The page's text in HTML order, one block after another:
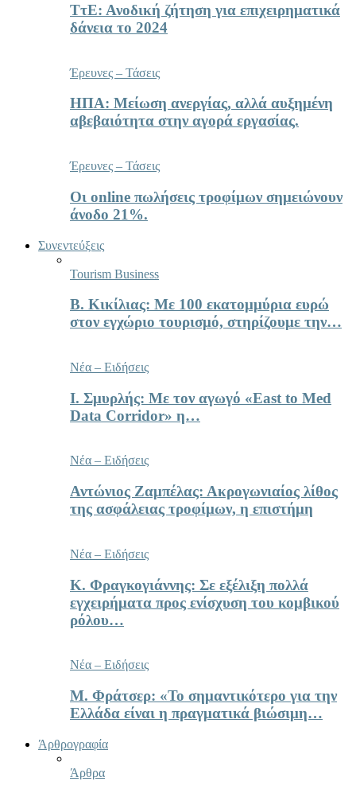
ΤτΕ: Ανοδική ζήτηση για επιχειρηματικά
δάνεια το 2024
Έρευνες – Τάσεις
ΗΠΑ: Μείωση ανεργίας, αλλά αυξημένη
αβεβαιότητα στην αγορά εργασίας.
Έρευνες – Τάσεις
Οι online πωλήσεις τροφίμων σημειώνουν
άνοδο 21%.
Συνεντεύξεις
Tourism Business
Β. Κικίλιας: Με 100 εκατομμύρια ευρώ
στον εγχώριο τουρισμό, στηρίζουμε την…
Νέα – Ειδήσεις
Ι. Σμυρλής: Με τον αγωγό «East to Med
Data Corridor» η…
Νέα – Ειδήσεις
Αντώνιος Ζαμπέλας: Ακρογωνιαίος λίθος
της ασφάλειας τροφίμων, η επιστήμη
Νέα – Ειδήσεις
Κ. Φραγκογιάννης: Σε εξέλιξη πολλά
εγχειρήματα προς ενίσχυση του κομβικού
ρόλου…
Νέα – Ειδήσεις
Μ. Φράτσερ: «Το σημαντικότερο για την
Ελλάδα είναι η πραγματικά βιώσιμη…
Άρθρογραφία
Άρθρα